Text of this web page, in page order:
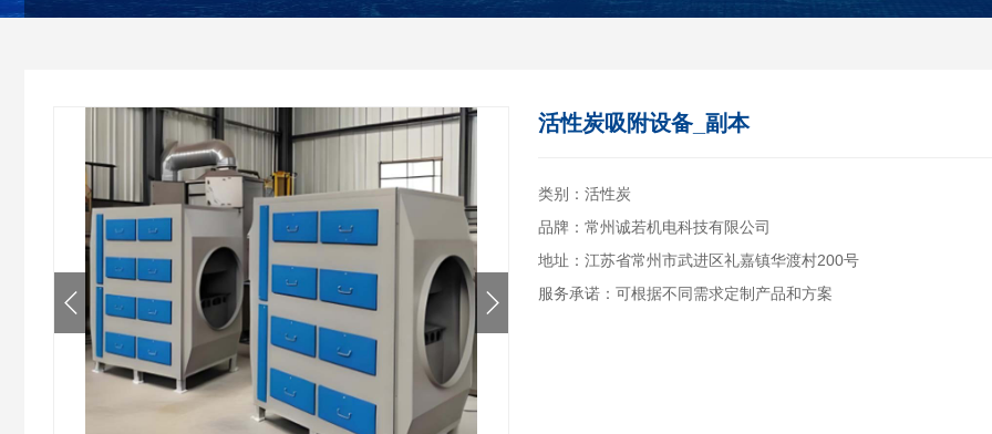
活性炭吸附设备_副本
类别：活性炭
品牌：常州诚若机电科技有限公司
地址：江苏省常州市武进区礼嘉镇华渡村200号
服务承诺：可根据不同需求定制产品和方案